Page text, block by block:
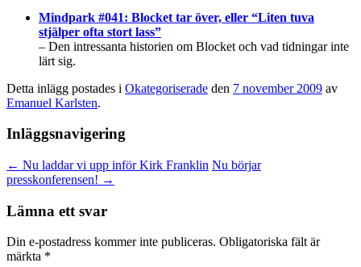
Mindpark #041: Blocket tar över, eller “Liten tuva
stjälper ofta stort lass”
– Den intressanta historien om Blocket och vad tidningar inte
lärt sig.
Detta inlägg postades i Okategoriserade den 7 november 2009 av
Emanuel Karlsten.
Inläggsnavigering
← Nu laddar vi upp inför Kirk Franklin Nu börjar
presskonferensen! →
Lämna ett svar
Din e-postadress kommer inte publiceras. Obligatoriska fält är
märkta *